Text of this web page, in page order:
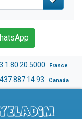
France
Canada